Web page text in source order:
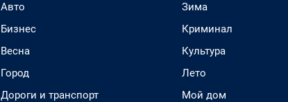
Авто
Бизнес
Весна
Город
Дороги и транспорт
Зима
Криминал
Культура
Лето
Мой дом